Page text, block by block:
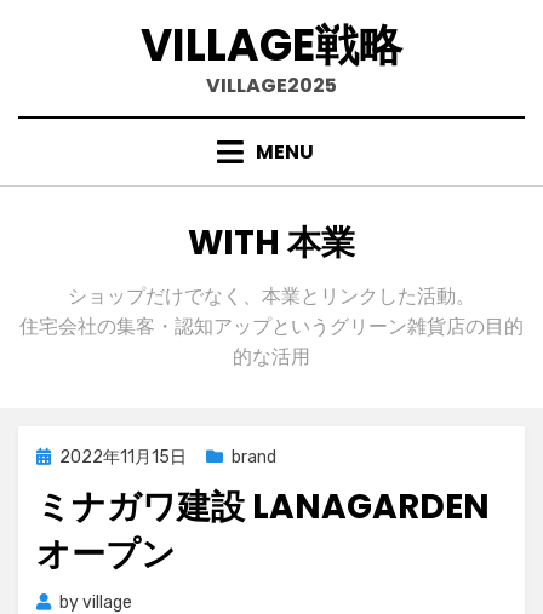
VILLAGE戦略
VILLAGE2025
to
MENU
カテゴリー
:
WITH 本業
ショップだけでなく、本業とリンクした活動。
住宅会社の集客・認知アップというグリーン雑貨店の目的
的な活用
Posted
2022年11月15日 brand
ミナガワ建設 LANAGARDEN
オープン
byvillage